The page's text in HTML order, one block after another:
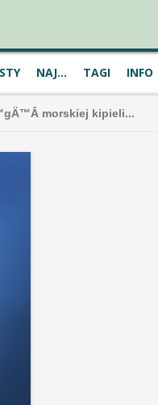
NAJ... TAGI INFO
morskiej kipieli...